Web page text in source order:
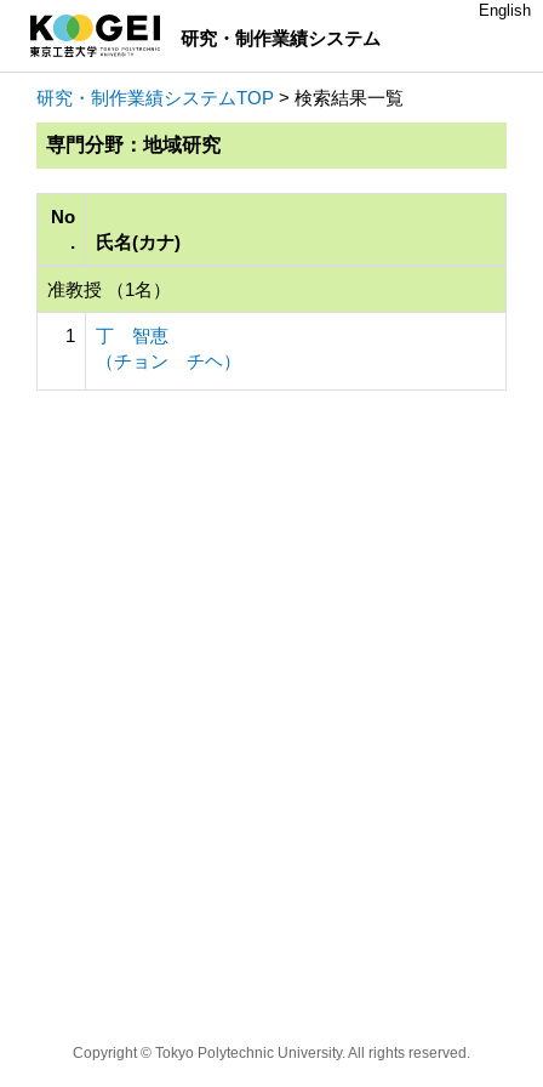
研究・制作業績システム
English
研究・制作業績システムTOP > 検索結果一覧
専門分野：地域研究
No
.
氏名(カナ)
准教授 （1名）
1
丁 智恵
（チョン チヘ）
Copyright © Tokyo Polytechnic University. All rights reserved.